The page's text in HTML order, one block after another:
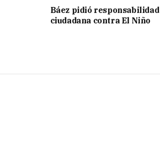
Báez pidió responsabilidad
ciudadana contra El Niño